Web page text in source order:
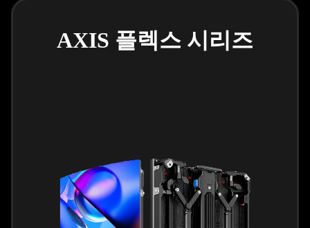
AXIS 플렉스 시리즈